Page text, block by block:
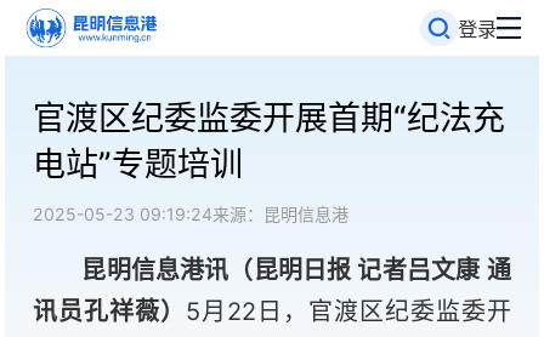
登录
官渡区纪委监委开展首期“纪法充
电站”专题培训
2025-05-23 09:19:24来源：昆明信息港
昆明信息港讯（昆明日报 记者吕文康 通
讯员孔祥薇） 5月22日，官渡区纪委监委开